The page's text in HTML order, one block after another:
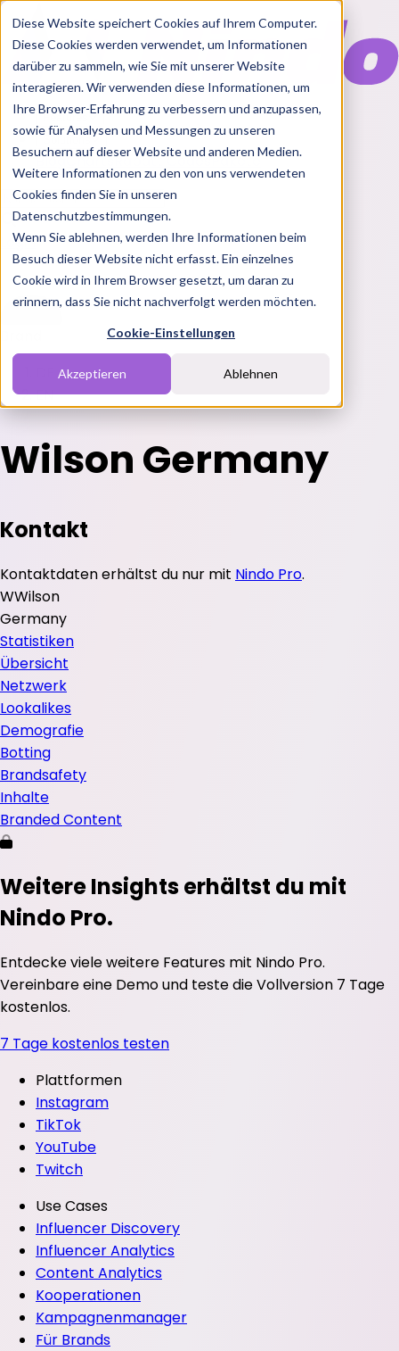
Diese Website speichert Cookies auf Ihrem Computer.
Diese Cookies werden verwendet, um Informationen
darüber zu sammeln, wie Sie mit unserer Website
interagieren. Wir verwenden diese Informationen, um
Ihre Browser-Erfahrung zu verbessern und anzupassen,
sowie für Analysen und Messungen zu unseren
Besuchern auf dieser Website und anderen Medien.
Weitere Informationen zu den von uns verwendeten
Cookies finden Sie in unseren
Datenschutzbestimmungen.
Wenn Sie ablehnen, werden Ihre Informationen beim
Besuch dieser Website nicht erfasst. Ein einzelnes
Cookie wird in Ihrem Browser gesetzt, um daran zu
erinnern, dass Sie nicht nachverfolgt werden möchten.
Cookie-Einstellungen
Akzeptieren Ablehnen
Features
Solutions
BlogChartsRabatt CodesPakete
Login
EN
Wilson Germany
Kontakt
Kontaktdaten erhältst du nur mit Nindo Pro.
WWilson
Germany
Statistiken
Übersicht
Netzwerk
Lookalikes
Demografie
Botting
Brandsafety
Inhalte
Branded Content
Weitere Insights erhältst du mit
Nindo Pro.
Entdecke viele weitere Features mit Nindo Pro.
Vereinbare eine Demo und teste die Vollversion 7 Tage
kostenlos.
7 Tage kostenlos testen
Plattformen
Instagram
TikTok
YouTube
Twitch
Use Cases
Influencer Discovery
Influencer Analytics
Content Analytics
Kooperationen
Kampagnenmanager
Für Brands